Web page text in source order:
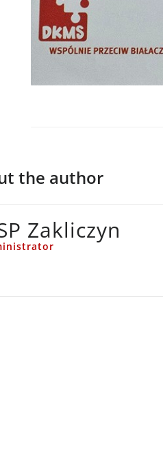
the author
Zakliczyn